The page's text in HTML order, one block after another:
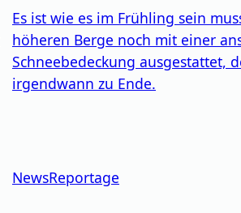
Es ist wie es im Frühling sein
höheren Berge noch mit einer
Schneebedeckung ausgestattet,
irgendwann zu Ende.
NewsReportage